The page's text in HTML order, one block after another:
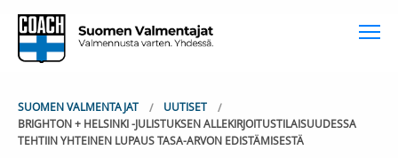
SUOMEN VALMENTAJAT
UUTISET
BRIGHTON + HELSINKI -JULISTUKSEN ALLEKIRJOITUSTILAISUUDESSA
TEHTIIN YHTEINEN LUPAUS TASA-ARVON EDISTÄMISESTÄ